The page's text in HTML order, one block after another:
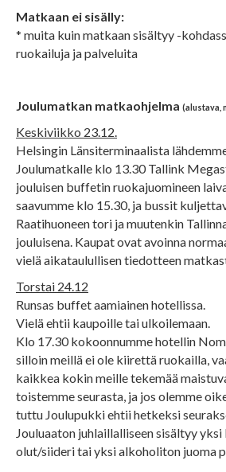
Matkaan ei sisälly:
* muita kuin matkaan sisältyy -
ruokailuja ja palveluita
Joulumatkan matkaohjelma (alustava,
Keskiviikko 23.12.
Helsingin Länsiterminaalista
Joulumatkalle klo 13.30 Tallink
jouluisen buffetin ruokajuomineen
saavumme klo 15.30, ja bussit
Raatihuoneen tori ja muutenkin
jouluisena. Kaupat ovat avoinna
vielä aikataulullisen tiedotteen
Torstai 24.12
Runsas buffet aamiainen hotellissa.
Vielä ehtii kaupoille tai ulkoilemaan.
Klo 17.30 kokoonnumme hotellin
silloin meillä ei ole kiirettä ruokailla,
kaikkea kokin meille tekemää
toistemme seurasta, ja jos olemme
tuttu Joulupukki ehtii hetkeksi
Jouluaaton juhlaillalliseen sisältyy yksi
olut/siideri tai yksi alkoholiton juoma